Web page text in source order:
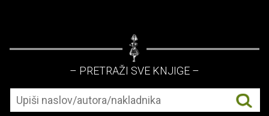
– PRETRAŽI SVE KNJIGE –